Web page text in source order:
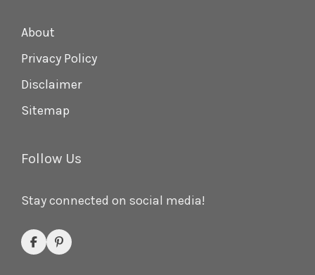
About
Privacy Policy
Disclaimer
Sitemap
Follow Us
Stay connected on social media!